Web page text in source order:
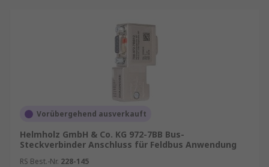
Vorübergehend ausverkauft
Helmholz GmbH & Co. KG 972-7BB Bus-
Steckverbinder Anschluss für Feldbus Anwendung
RS Best.-Nr. 228-145